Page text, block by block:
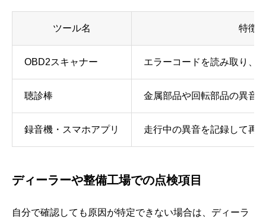
ツール名 特徴
OBD2スキャナー エラーコードを読み取り、
聴診棒 金属部品や回転部品の異音
録音機・スマホアプリ 走行中の異音を記録して再
ディーラーや整備工場での点検項目
自分で確認しても原因が特定できない場合は、ディーラ